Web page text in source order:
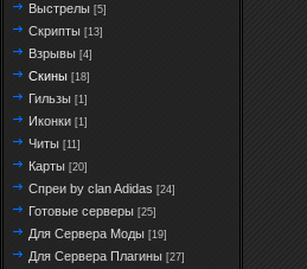
Выстрелы [5]
Скрипты [13]
Взрывы [4]
Скины [18]
Гильзы [1]
Иконки [1]
Читы [11]
Карты [20]
Спреи by clan Adidas [24]
Готовые серверы [25]
Для Сервера Моды [19]
Для Сервера Плагины [27]